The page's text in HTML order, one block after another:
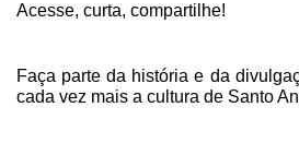
Acesse, curta, compartilhe!
Faça parte da história e da
cada vez mais a cultura de Santo